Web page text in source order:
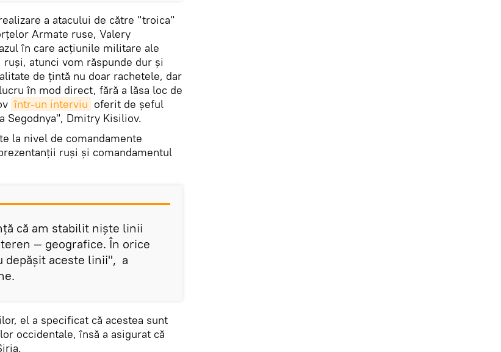
a atacului de către "troica"
Armate ruse, Valery
în care acțiunile militare ale
atunci vom răspunde dur și
de țintă nu doar rachetele, dar
în mod direct, fără a lăsa loc de
într-un interviu oferit de șeful
Segodnya", Dmitry Kisiliov.
la nivel de comandamente
ruși și comandamentul
că am stabilit niște linii
— geografice. În orice
depășit aceste linii", a
el a specificat că acestea sunt
occidentale, însă a asigurat că